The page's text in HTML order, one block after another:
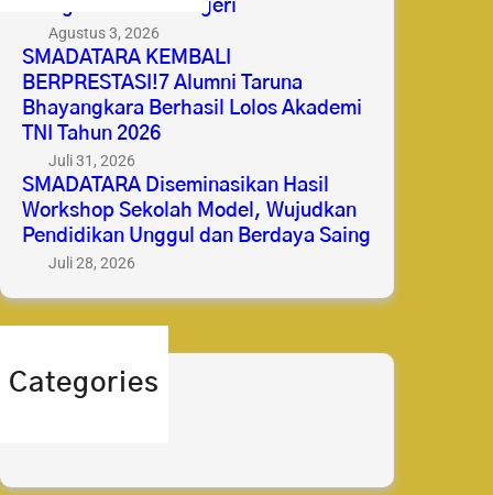
Mengabdi untuk Negeri
Agustus 3, 2026
SMADATARA KEMBALI
BERPRESTASI!7 Alumni Taruna
Bhayangkara Berhasil Lolos Akademi
TNI Tahun 2026
Juli 31, 2026
SMADATARA Diseminasikan Hasil
Workshop Sekolah Model, Wujudkan
Pendidikan Unggul dan Berdaya Saing
Juli 28, 2026
Categories